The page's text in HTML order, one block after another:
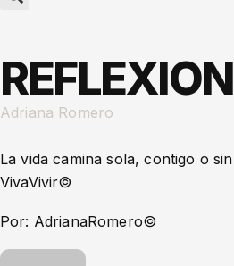
Adriana Romero
La vida camina sola, contigo o
VivaVivir©️
Por: AdrianaRomero©️